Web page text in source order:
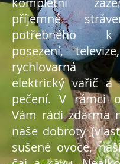
příjemné
potřebného
posezení,
rychlovarná
elektrický vařič a
pečení. V rámci
Vám rádi zdarma
naše dobroty
sušené ovoce,